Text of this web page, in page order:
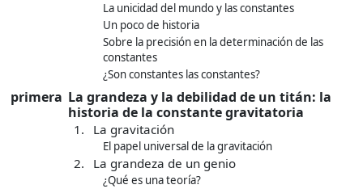
La unicidad del mundo y las constantes
Un poco de historia
Sobre la precisión en la determinación de las
constantes
¿Son constantes las constantes?
primera La grandeza y la debilidad de un titán: la
historia de la constante gravitatoria
1. La gravitación
El papel universal de la gravitación
2. La grandeza de un genio
¿Qué es una teoría?